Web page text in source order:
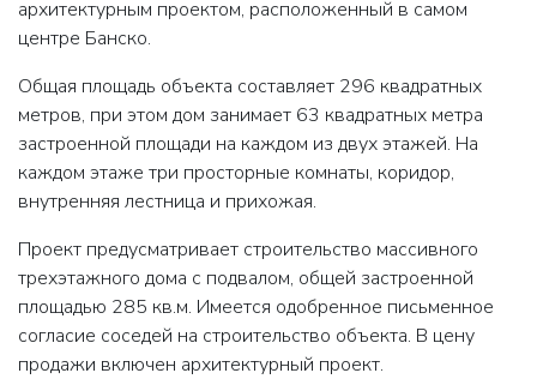
архитектурным проектом, расположенный в самом
центре Банско.
Общая площадь объекта составляет 296 квадратных
метров, при этом дом занимает 63 квадратных метра
застроенной площади на каждом из двух этажей. На
каждом этаже три просторные комнаты, коридор,
внутренняя лестница и прихожая.
Проект предусматривает строительство массивного
трехэтажного дома с подвалом, общей застроенной
площадью 285 кв.м. Имеется одобренное письменное
согласие соседей на строительство объекта. В цену
продажи включен архитектурный проект.